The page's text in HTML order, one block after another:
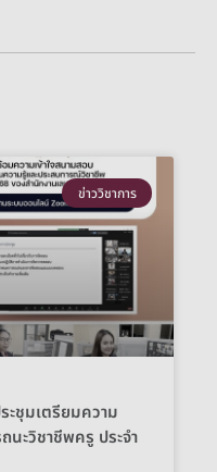
ข่าววิชาการ
ะชุมเตรียมความ
ะวิชาชีพครู ประจำ